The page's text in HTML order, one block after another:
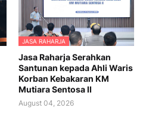
JASA RAHARJA
Jasa Raharja Serahkan
Santunan kepada Ahli Waris
Korban Kebakaran KM
Mutiara Sentosa II
August 04, 2026